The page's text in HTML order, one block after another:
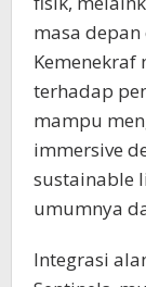
masa
terhadap
mampu
immersive
sustainable
umumnya
Integrasi